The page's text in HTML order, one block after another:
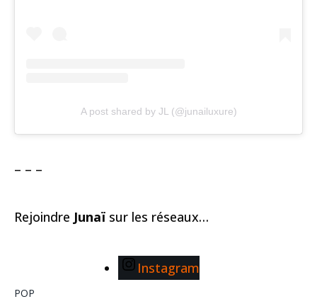
A post shared by JL (@junailuxure)
– – –
Rejoindre Junaï sur les réseaux…
Instagram
POP